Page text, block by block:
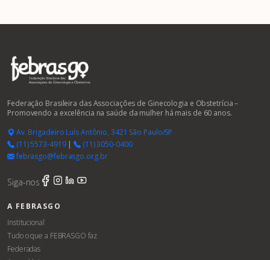
Federação Brasileira das Associações de Ginecologia e Obstetrícia –
Promovendo a excelência na saúde da mulher há mais de 60 anos.
Av. Brigadeiro Luís Antônio, 3421 São Paulo/SP
(11) 5573-4919|
(11) 3050-0400
febrasgo@febrasgo.org.br
Siga-nos
A FEBRASGO
Institucional
Tudo o que a FEBRASGO faz
Federadas